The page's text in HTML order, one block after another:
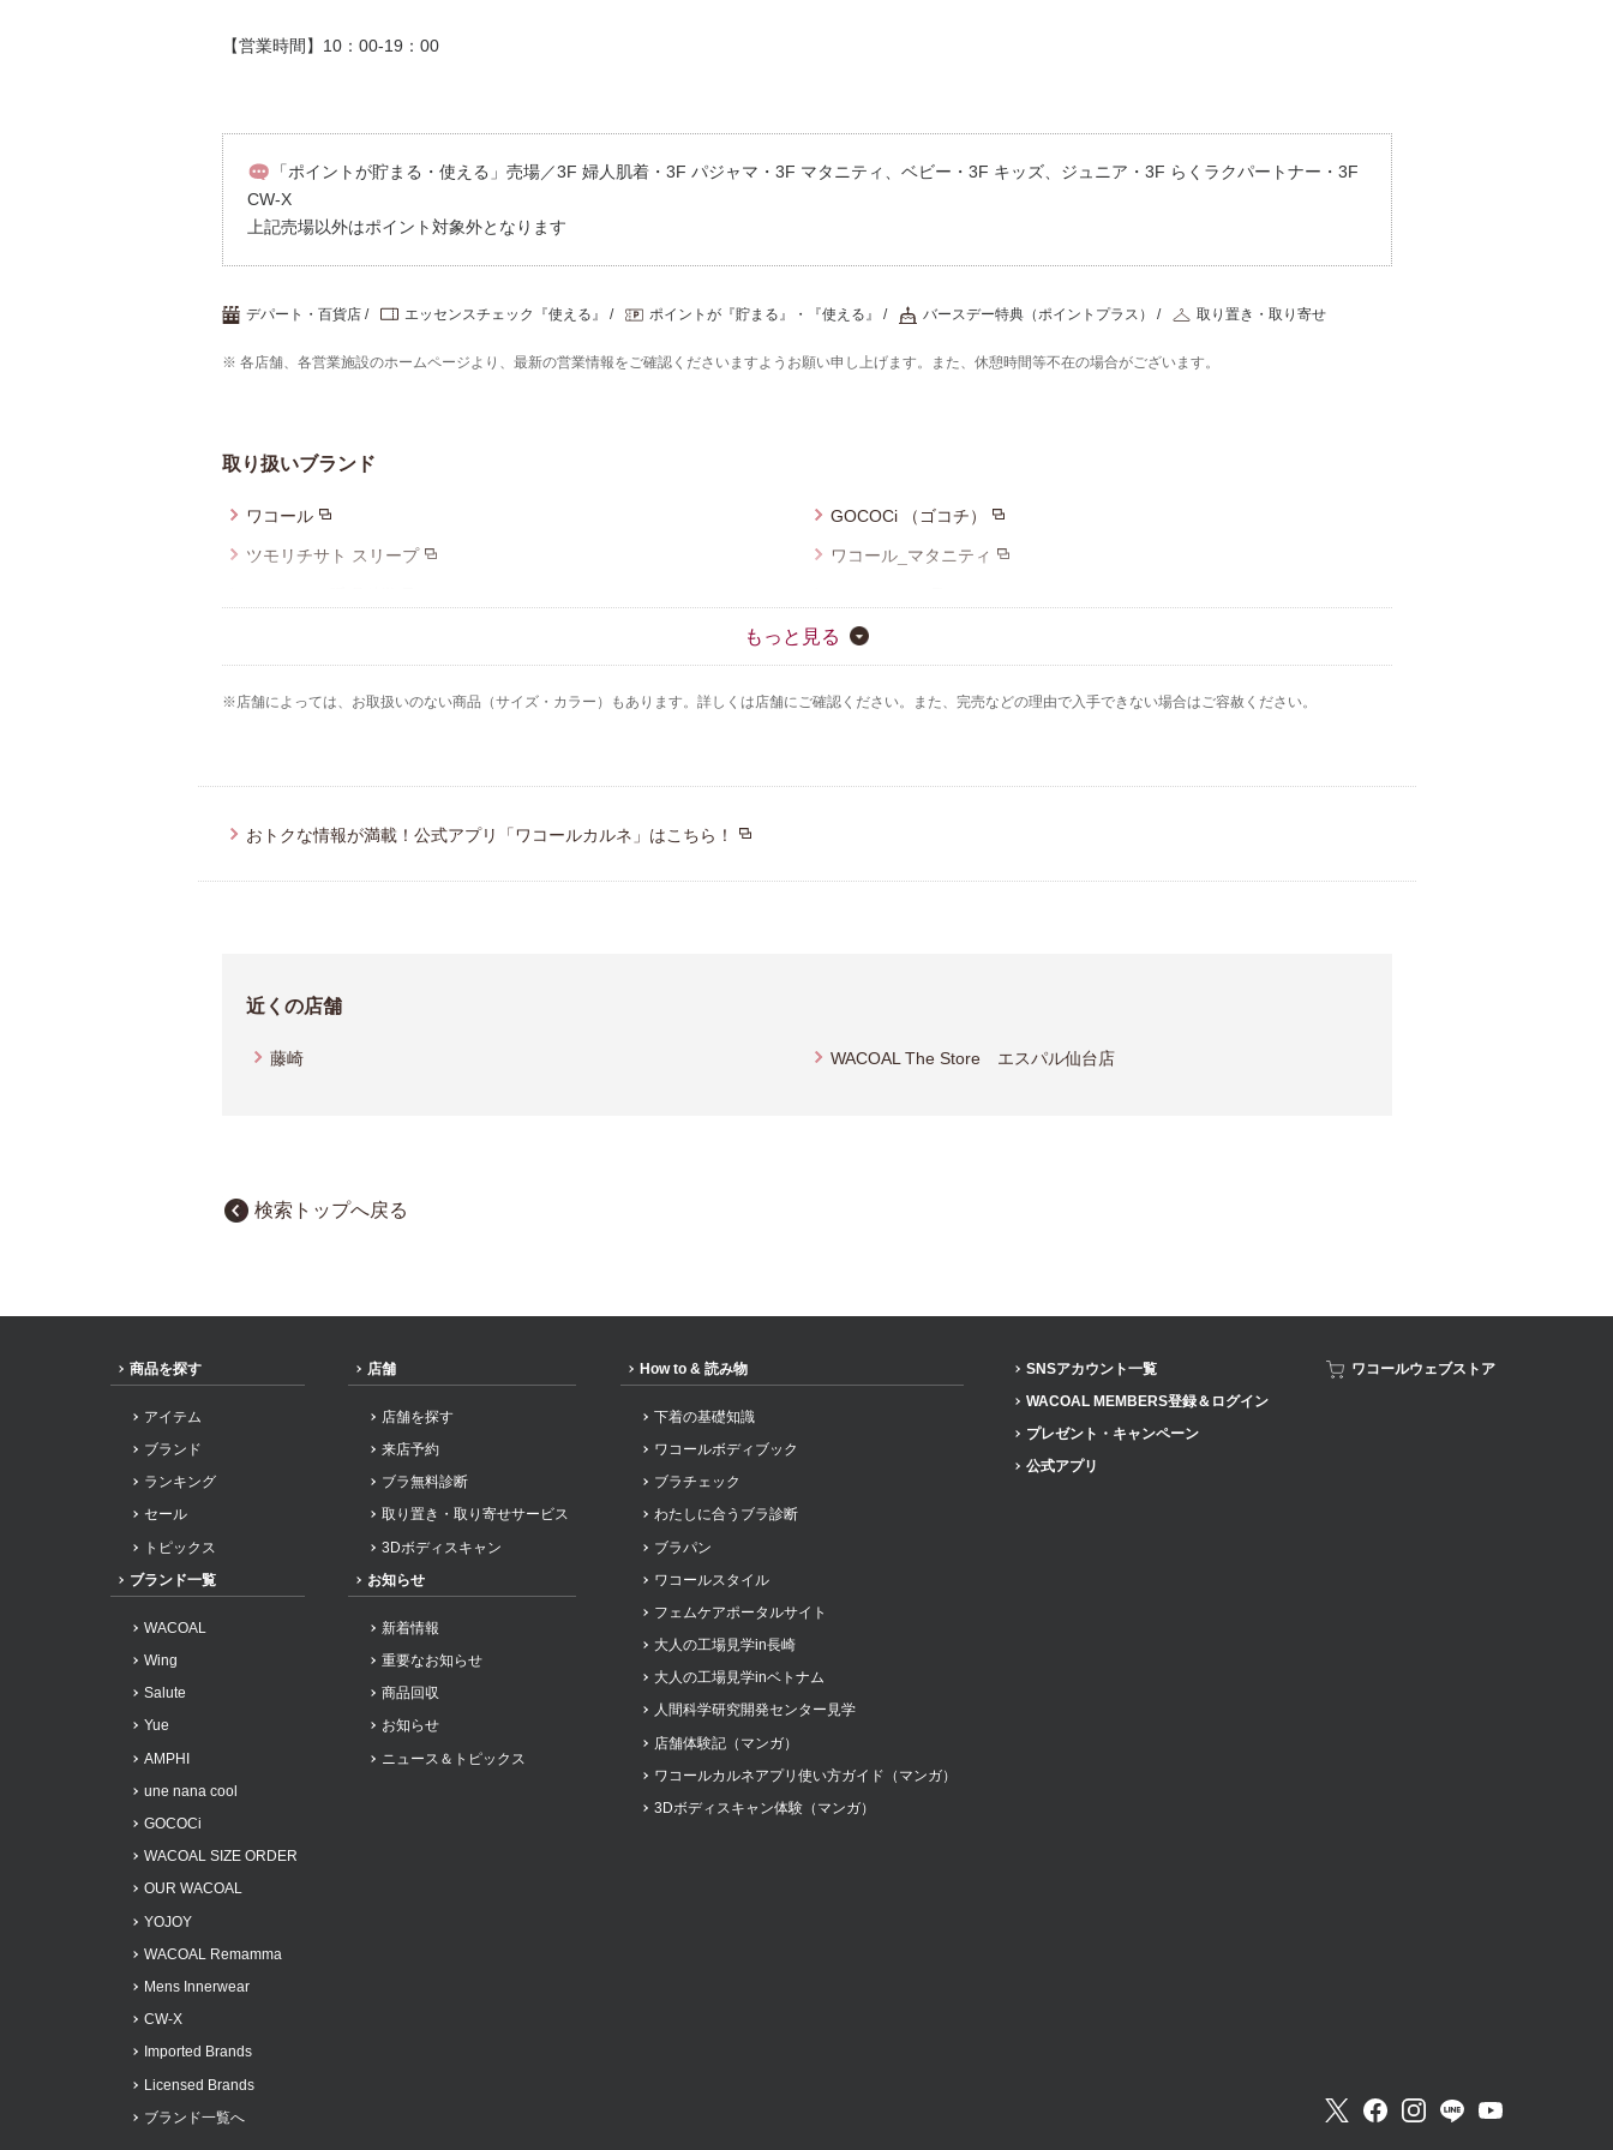
【営業時間】10：00-19：00
「ポイントが貯まる・使える」売場／3F 婦人肌着・3F パジャマ・3F マタニティ、ベビー・3F キッズ、ジュニア・3F らくラクパートナー・3F
CW-X
上記売場以外はポイント対象外となります
デパート・百貨店 エッセンスチェック『使える』 ポイントが『貯まる』・『使える』 バースデー特典（ポイントプラス） 取り置き・取り寄せ
※ 各店舗、各営業施設のホームページより、最新の営業情報をご確認くださいますようお願い申し上げます。また、休憩時間等不在の場合がございます。
取り扱いブランド
ワコール GOCOCi （ゴコチ）
ツモリチサト スリープ ワコール_マタニティ
CW-X
ワコール／らくラクパートナー YOJOY
もっと見る
※店舗によっては、お取扱いのない商品（サイズ・カラー）もあります。詳しくは店舗にご確認ください。また、完売などの理由で入手できない場合はご容赦ください。
おトクな情報が満載！公式アプリ「ワコールカルネ」はこちら！
近くの店舗
藤崎 WACOAL The Store エスパル仙台店
検索トップへ戻る
商品を探す
アイテム
ブランド
ランキング
セール
トピックス
ブランド一覧
WACOAL
Wing
Salute
Yue
AMPHI
une nana cool
GOCOCi
WACOAL SIZE ORDER
OUR WACOAL
YOJOY
WACOAL Remamma
Mens Innerwear
CW-X
Imported Brands
Licensed Brands
ブランド一覧へ
店舗
店舗を探す
来店予約
ブラ無料診断
取り置き・取り寄せサービス
3Dボディスキャン
お知らせ
新着情報
重要なお知らせ
商品回収
お知らせ
ニュース＆トピックス
How to & 読み物
下着の基礎知識
ワコールボディブック
ブラチェック
わたしに合うブラ診断
ブラパン
ワコールスタイル
フェムケアポータルサイト
大人の工場見学in長崎
大人の工場見学inベトナム
人間科学研究開発センター見学
店舗体験記（マンガ）
ワコールカルネアプリ使い方ガイド（マンガ）
3Dボディスキャン体験（マンガ）
SNSアカウント一覧
WACOAL MEMBERS登録＆ログイン
プレゼント・キャンペーン
公式アプリ
ワコールウェブストア